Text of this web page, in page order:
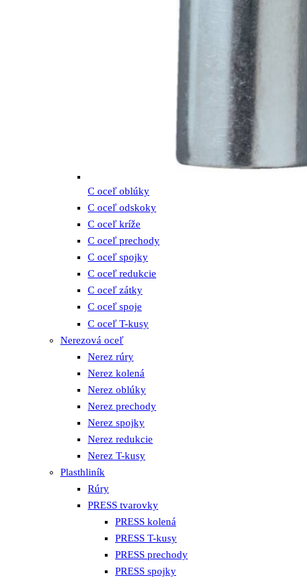
C oceľ oblúky
C oceľ odskoky
C oceľ kríže
C oceľ prechody
C oceľ spojky
C oceľ redukcie
C oceľ zátky
C oceľ spoje
C oceľ T-kusy
Nerezová oceľ
Nerez rúry
Nerez kolená
Nerez oblúky
Nerez prechody
Nerez spojky
Nerez redukcie
Nerez T-kusy
Plasthliník
Rúry
PRESS tvarovky
PRESS kolená
PRESS T-kusy
PRESS prechody
PRESS spojky